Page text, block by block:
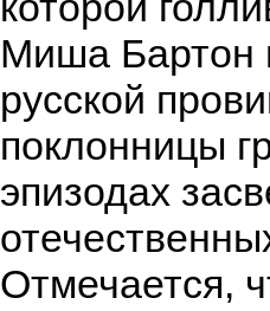
Миша Бартон
русской
поклонницы
эпизодах
Отмечается,